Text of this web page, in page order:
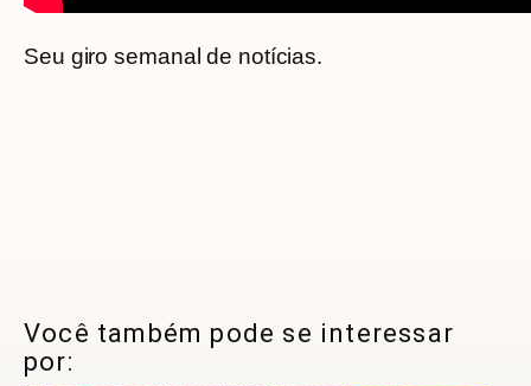
Seu giro semanal de notícias.
Você também pode se interessar
por: